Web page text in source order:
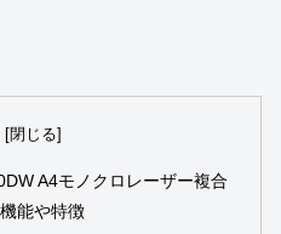
A4モノクロレーザー複合
能や特徴